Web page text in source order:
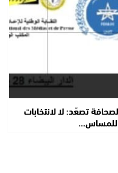
تصعّد: لا لانتخابات
للمساس…